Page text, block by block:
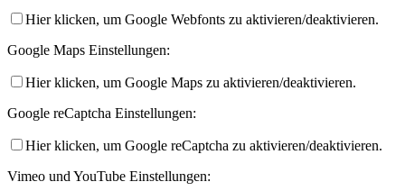
Hier klicken, um Google Webfonts zu aktivieren/deaktivieren.
Google Maps Einstellungen:
Hier klicken, um Google Maps zu aktivieren/deaktivieren.
Google reCaptcha Einstellungen:
Hier klicken, um Google reCaptcha zu aktivieren/deaktivieren.
Vimeo und YouTube Einstellungen: